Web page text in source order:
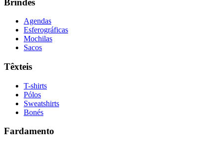
Agendas
Esferográficas
Mochilas
Sacos
Têxteis
T-shirts
Pólos
Sweatshirts
Bonés
Fardamento